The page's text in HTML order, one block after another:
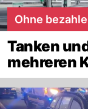
Ohne
Tanken
mehreren